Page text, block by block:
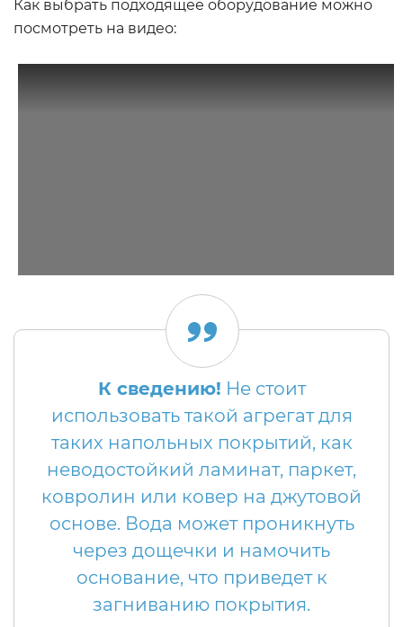
Как выбрать подходящее оборудование можно
посмотреть на видео:
К сведению! Не стоит
использовать такой агрегат для
таких напольных покрытий, как
неводостойкий ламинат, паркет,
ковролин или ковер на джутовой
основе. Вода может проникнуть
через дощечки и намочить
основание, что приведет к
загниванию покрытия.